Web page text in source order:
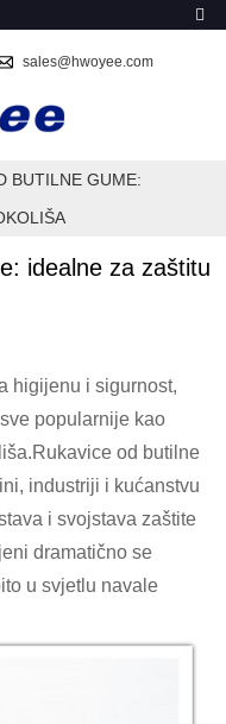
sales@hwoyee.com
BUTILNE GUME:
idealne za zaštitu
higijenu i sigurnost,
popularnije kao
od butilne
industriji i kućanstvu
i svojstava zaštite
dramatično se
u svjetlu navale